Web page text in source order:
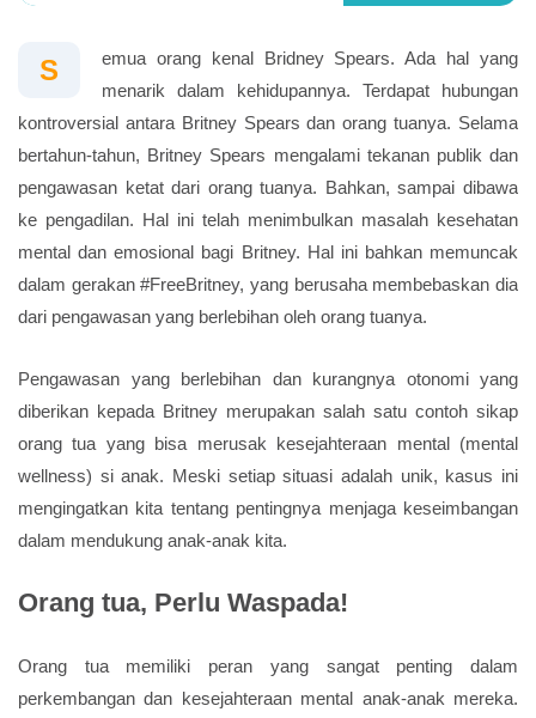
S
emua orang kenal Bridney Spears. Ada hal yang
menarik dalam kehidupannya. Terdapat hubungan
kontroversial antara Britney Spears dan orang tuanya. Selama
bertahun-tahun, Britney Spears mengalami tekanan publik dan
pengawasan ketat dari orang tuanya. Bahkan, sampai dibawa
ke pengadilan. Hal ini telah menimbulkan masalah kesehatan
mental dan emosional bagi Britney. Hal ini bahkan memuncak
dalam gerakan #FreeBritney, yang berusaha membebaskan dia
dari pengawasan yang berlebihan oleh orang tuanya.
Pengawasan yang berlebihan dan kurangnya otonomi yang
diberikan kepada Britney merupakan salah satu contoh sikap
orang tua yang bisa merusak kesejahteraan mental (mental
wellness) si anak. Meski setiap situasi adalah unik, kasus ini
mengingatkan kita tentang pentingnya menjaga keseimbangan
dalam mendukung anak-anak kita.
Orang tua, Perlu Waspada!
Orang tua memiliki peran yang sangat penting dalam
perkembangan dan kesejahteraan mental anak-anak mereka.